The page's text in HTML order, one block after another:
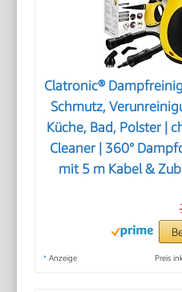
Clatronic®
Schmutz,
Küche, Bad, Polster |
Cleaner | 360°
mit 5 m Kabel &
* Anzeige Preis